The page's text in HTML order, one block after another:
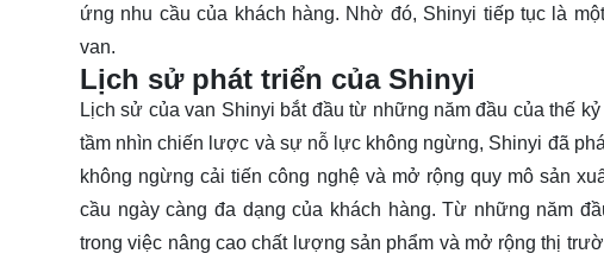
ứng nhu cầu của khách hàng. Nhờ đó, Shinyi tiếp tục là
van.
Lịch sử phát triển của Shinyi
Lịch sử của van Shinyi bắt đầu từ những năm đầu của thế
tầm nhìn chiến lược và sự nỗ lực không ngừng, Shinyi đã
không ngừng cải tiến công nghệ và mở rộng quy mô sản
cầu ngày càng đa dạng của khách hàng. Từ những năm
trong việc nâng cao chất lượng sản phẩm và mở rộng thị